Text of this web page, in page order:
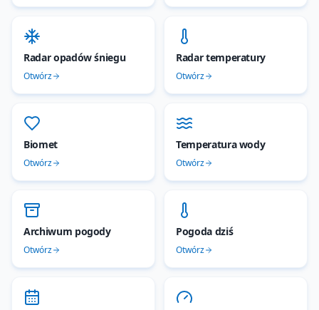
Radar opadów śniegu
Otwórz
Radar temperatury
Otwórz
Biomet
Otwórz
Temperatura wody
Otwórz
Archiwum pogody
Otwórz
Pogoda dziś
Otwórz